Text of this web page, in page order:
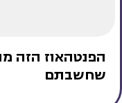
הפנטהאוז הזה
שחשבתם